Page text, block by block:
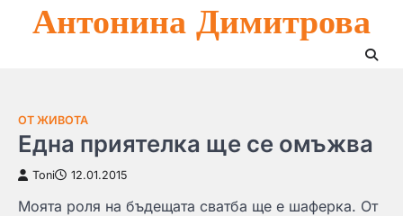
Антонина Димитрова
ОТ ЖИВОТА
Една приятелка ще се омъжва
Toni 12.01.2015
Моята роля на бъдещата сватба ще е шаферка. От